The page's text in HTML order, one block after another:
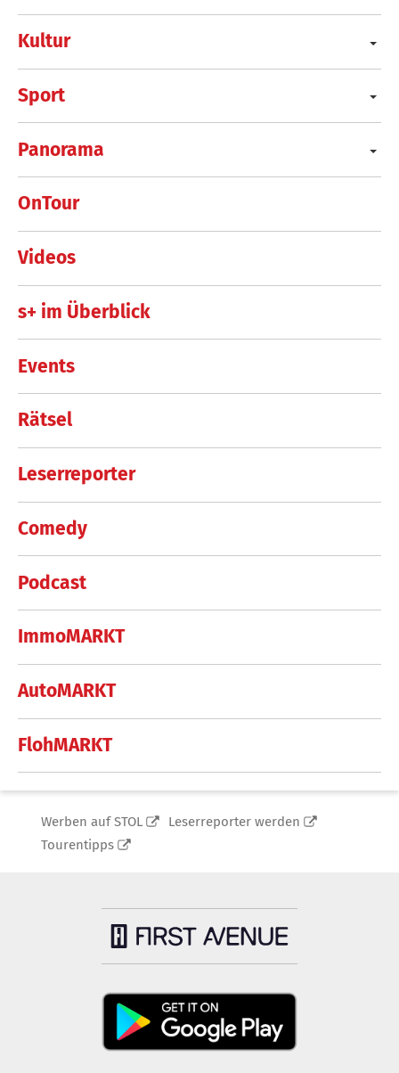
Kultur
Sport
Panorama
OnTour
Videos
s+ im Überblick
Events
Rätsel
Leserreporter
Comedy
Podcast
ImmoMARKT
AutoMARKT
FlohMARKT
Werben auf STOL
Leserreporter werden
Tourentipps